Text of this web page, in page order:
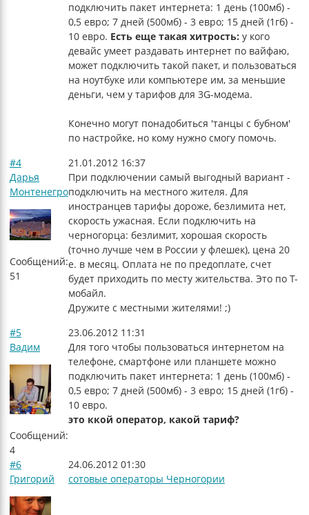
подключить пакет интернета: 1 день (100мб) -
0,5 евро; 7 дней (500мб) - 3 евро; 15 дней (1гб) -
10 евро. Есть еще такая хитрость: у кого
девайс умеет раздавать интернет по вайфаю,
может подключить такой пакет, и пользоваться
на ноутбуке или компьютере им, за меньшие
деньги, чем у тарифов для 3G-модема.
Конечно могут понадобиться 'танцы с бубном'
по настройке, но кому нужно смогу помочь.
#4
21.01.2012 16:37
Дарья
Монтенегро
Сообщений:
51
При подключении самый выгодный вариант -
подключить на местного жителя. Для
иностранцев тарифы дороже, безлимита нет,
скорость ужасная. Если подключить на
черногорца: безлимит, хорошая скорость
(точно лучше чем в России у флешек), цена 20
е. в месяц. Оплата не по предоплате, счет
будет приходить по месту жительства. Это по Т-
мобайл.
Дружите с местными жителями! ;)
#5
23.06.2012 11:31
Вадим
Сообщений:
4
Для того чтобы пользоваться интернетом на
телефоне, смартфоне или планшете можно
подключить пакет интернета: 1 день (100мб) -
0,5 евро; 7 дней (500мб) - 3 евро; 15 дней (1гб) -
10 евро.
это ккой оператор, какой тариф?
#6
24.06.2012 01:30
Григорий
сотовые операторы Черногории